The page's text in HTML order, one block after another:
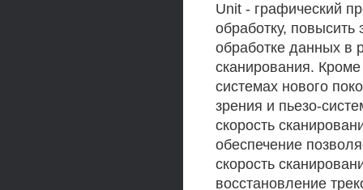
Unit - графический
обработку, повысить
обработке данных в
сканирования.
системах нового
зрения и пьезо-
скорость
обеспечение
скорость
восстановление